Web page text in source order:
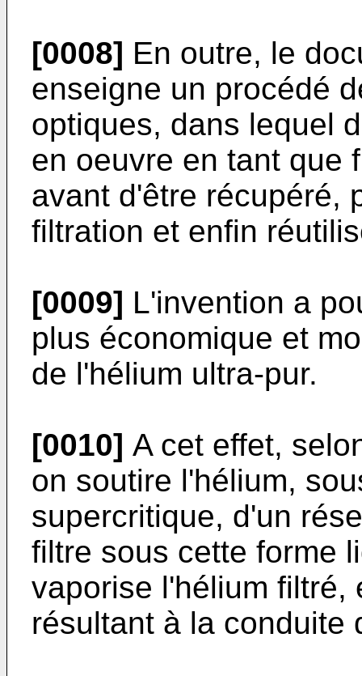
[0008] En outre, le
enseigne un procédé
optiques, dans lequel
en oeuvre en tant que
avant d'être récupéré,
filtration et enfin
[0009] L'invention a
plus économique et
de l'hélium ultra-pur.
[0010] A cet effet,
on soutire l'hélium,
supercritique, d'un
filtre sous cette forme
vaporise l'hélium filtré,
résultant à la conduite